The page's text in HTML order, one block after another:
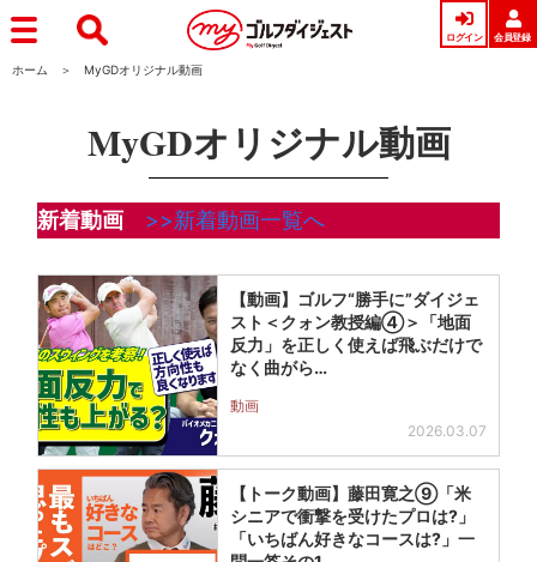
ログイン 会員登録
ホーム MyGDオリジナル動画
MyGDオリジナル動画
新着動画 >>新着動画一覧へ
【動画】ゴルフ“勝手に”ダイジェ
スト＜クォン教授編④＞「地面
反力」を正しく使えば飛ぶだけで
なく曲がら…
動画
2026.03.07
【トーク動画】藤田寛之⑨「米
シニアで衝撃を受けたプロは?」
「いちばん好きなコースは?」一